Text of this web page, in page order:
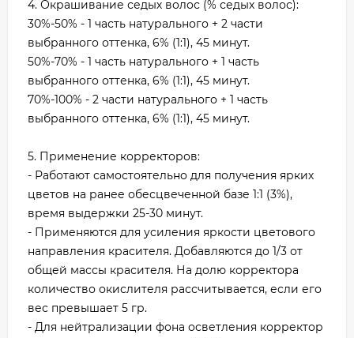
4. Окрашивание седых волос (% седых волос):
30%-50% - 1 часть натурального + 2 части
выбранного оттенка, 6% (1:1), 45 минут.
50%-70% - 1 часть натурального + 1 часть
выбранного оттенка, 6% (1:1), 45 минут.
70%-100% - 2 части натурального + 1 часть
выбранного оттенка, 6% (1:1), 45 минут.
5. Применение корректоров:
- Работают самостоятельно для получения ярких
цветов на ранее обесцвеченной базе 1:1 (3%),
время выдержки 25-30 минут.
- Применяются для усиления яркости цветового
направления красителя. Добавляются до 1/3 от
общей массы красителя. На долю корректора
количество окислителя рассчитывается, если его
вес превышает 5 гр.
- Для нейтрализации фона осветления корректор